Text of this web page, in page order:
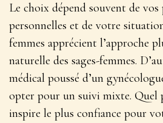
Le choix dépend souvent de vos
personnelles et de votre
femmes apprécient l’approche
naturelle des sages-femmes.
médical poussé d’un
opter pour un suivi mixte. Quel
inspire le plus confiance pour